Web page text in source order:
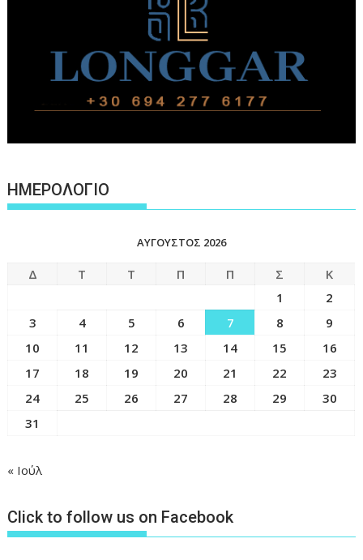
ΗΜΕΡΟΛΟΓΙΟ
ΑΎΓΟΥΣΤΟΣ 2026
Δ Τ Τ Π Π Σ
Κ
1
2
3
4 5 6 7 8
9
10
11 12 13 14 15
16
17
18 19 20 21 22
23
24
25 26 27 28 29
30
31
« Ιούλ
Click to follow us on Facebook